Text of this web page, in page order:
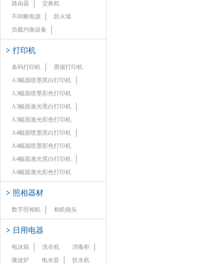
路由器
交换机
不间断电源
防火墙
负载均衡设备
> 打印机
条码打印机
票据打印机
A3幅面喷墨黑白打印机
A3幅面喷墨彩色打印机
A3幅面激光黑白打印机
A3幅面激光彩色打印机
A4幅面喷墨黑白打印机
A4幅面喷墨彩色打印机
A4幅面激光黑白打印机
A4幅面激光彩色打印机
> 照相器材
数字照相机 相机镜头
> 日用电器
电冰箱 洗衣机
消毒柜
微波炉
电水壶
饮水机